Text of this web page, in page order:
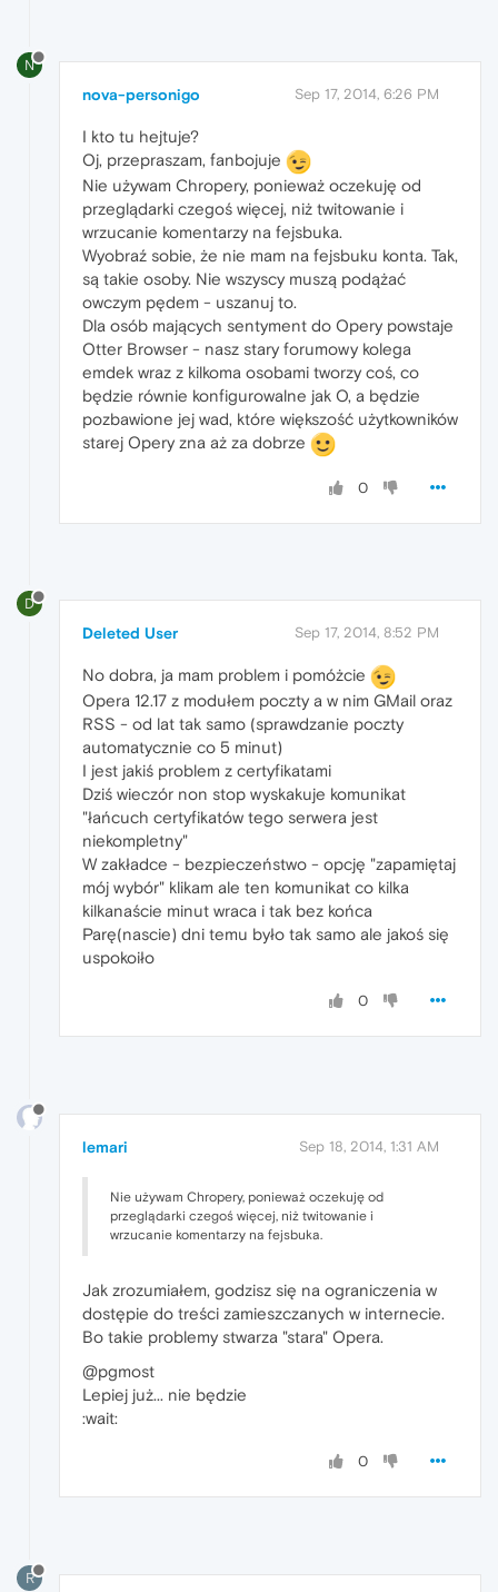
N
nova-personigo Sep 17, 2014, 6:26 PM
I kto tu hejtuje?
Oj, przepraszam, fanbojuje
Nie używam Chropery, ponieważ oczekuję od
przeglądarki czegoś więcej, niż twitowanie i
wrzucanie komentarzy na fejsbuka.
Wyobraź sobie, że nie mam na fejsbuku konta. Tak,
są takie osoby. Nie wszyscy muszą podążać
owczym pędem - uszanuj to.
Dla osób mających sentyment do Opery powstaje
Otter Browser - nasz stary forumowy kolega
emdek wraz z kilkoma osobami tworzy coś, co
będzie równie konfigurowalne jak O, a będzie
pozbawione jej wad, które większość użytkowników
starej Opery zna aż za dobrze
0
D
Deleted User Sep 17, 2014, 8:52 PM
No dobra, ja mam problem i pomóżcie
Opera 12.17 z modułem poczty a w nim GMail oraz
RSS - od lat tak samo (sprawdzanie poczty
automatycznie co 5 minut)
I jest jakiś problem z certyfikatami
Dziś wieczór non stop wyskakuje komunikat
"łańcuch certyfikatów tego serwera jest
niekompletny"
W zakładce - bezpieczeństwo - opcję "zapamiętaj
mój wybór" klikam ale ten komunikat co kilka
kilkanaście minut wraca i tak bez końca
Parę(nascie) dni temu było tak samo ale jakoś się
uspokoiło
0
lemari Sep 18, 2014, 1:31 AM
Nie używam Chropery, ponieważ oczekuję od
przeglądarki czegoś więcej, niż twitowanie i
wrzucanie komentarzy na fejsbuka.
Jak zrozumiałem, godzisz się na ograniczenia w
dostępie do treści zamieszczanych w internecie.
Bo takie problemy stwarza "stara" Opera.
@pgmost
Lepiej już... nie będzie
:wait:
0
R